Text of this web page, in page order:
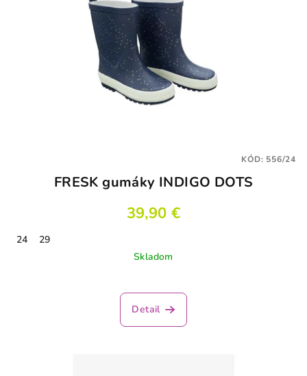
FRESK gumáky INDIGO DOTS
39,90 €
24
29
Skladom
Detail
KÓD: 556/24